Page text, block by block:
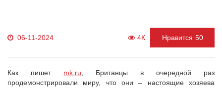
06-11-2024 4К Нравится 50
Как пишет mk.ru , Британцы в очередной раз
продемонстрировали миру, что они – настоящие хозяева